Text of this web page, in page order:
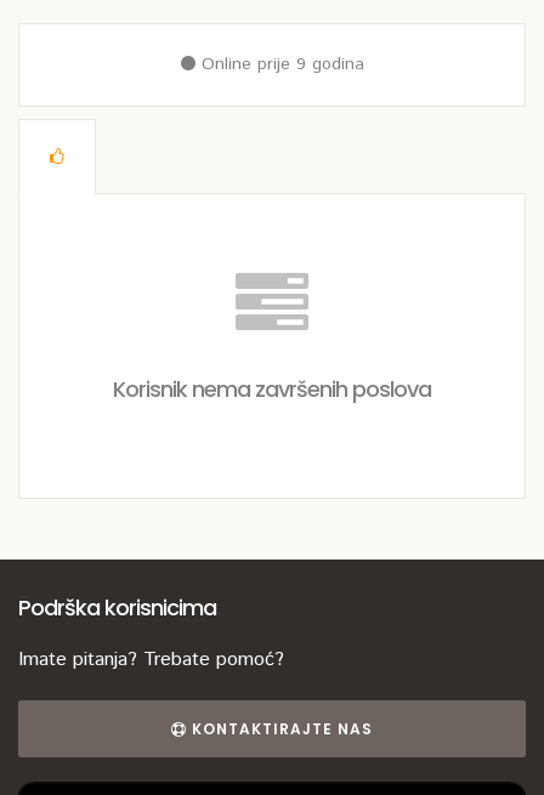
Online prije 9 godina
Korisnik nema završenih poslova
Podrška korisnicima
Imate pitanja? Trebate pomoć?
KONTAKTIRAJTE NAS